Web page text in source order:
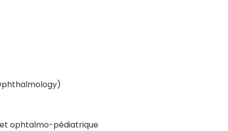
ophtalmo-pédiatrique